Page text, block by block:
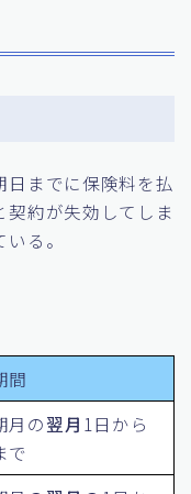
までに保険料を払
約が失効してしま
る。
間
月の翌月 1日から
で